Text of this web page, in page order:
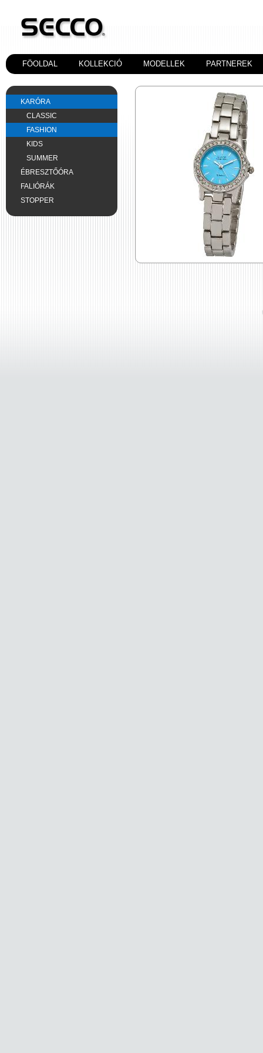
FÖOLDAL KOLLEKCIÓ MODELLEK PARTNEREK
KARÓRA
CLASSIC
FASHION
KIDS
SUMMER
ÉBRESZTŐÓRA
FALIÓRÁK
STOPPER